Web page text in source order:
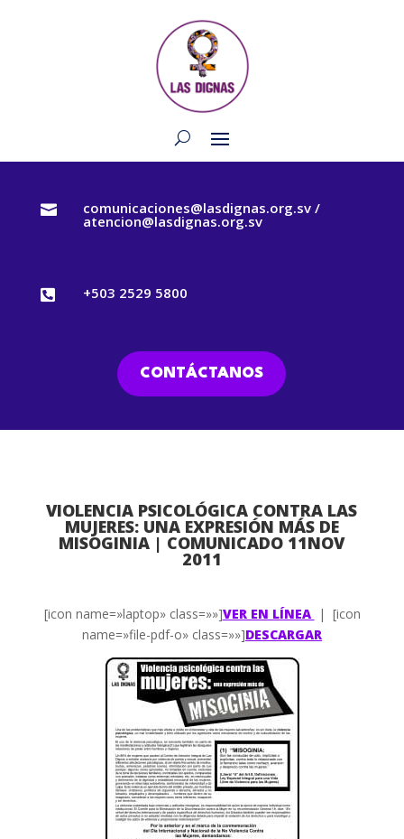
 comunicaciones@lasdignas.org.sv /
atencion@lasdignas.org.sv
 +503 2529 5800
CONTÁCTANOS
VIOLENCIA PSICOLÓGICA CONTRA LAS
MUJERES: UNA EXPRESIÓN MÁS DE
MISOGINIA | COMUNICADO 11NOV
2011
[icon name=»laptop» class=»»]VER EN LÍNEA | [icon
name=»file-pdf-o» class=»»]DESCARGAR